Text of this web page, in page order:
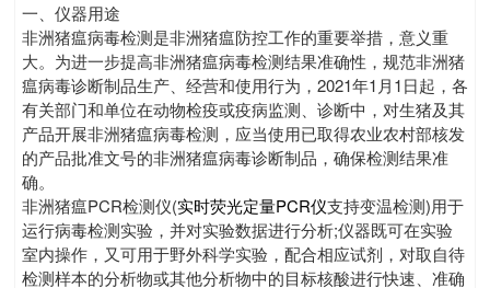
一、仪器用途
非洲猪瘟病毒检测是非洲猪瘟防控工作的重要举措，意义重
大。为进一步提高非洲猪瘟病毒检测结果准确性，规范非洲猪
瘟病毒诊断制品生产、经营和使用行为，2021年1月1日起，各
有关部门和单位在动物检疫或疫病监测、诊断中，对生猪及其
产品开展非洲猪瘟病毒检测，应当使用已取得农业农村部核发
的产品批准文号的非洲猪瘟病毒诊断制品，确保检测结果准
确。
非洲猪瘟PCR检测仪(实时荧光定量PCR仪支持变温检测)用于
运行病毒检测实验，并对实验数据进行分析;仪器既可在实验
室内操作，又可用于野外科学实验，配合相应试剂，对取自待
检测样本的分析物或其他分析物中的目标核酸进行快速、准确